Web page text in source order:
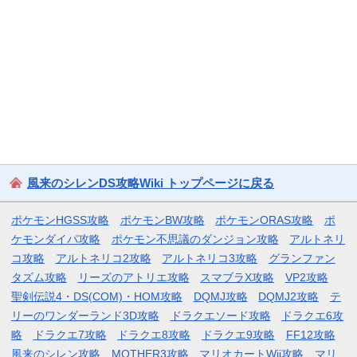
風来のシレンDS攻略Wiki トップページに戻る
ポケモンHGSS攻略 ポケモンBW攻略 ポケモンORAS攻略
ポ
ケモンダイパ攻略
ポケモン不思議のダンジョン攻略
アルトネリ
コ攻略
アルトネリコ2攻略 アルトネリコ3攻略
グランファン
タズム攻略
リーズのアトリエ攻略 スマブラX攻略
VP2攻略
聖剣伝説4・DS(COM)・HOM攻略
DQMJ攻略 DQMJ2攻略
テ
リーのワンダーランド3D攻略
ドラクエソード攻略
ドラクエ6攻
略
ドラクエ7攻略 ドラクエ8攻略 ドラクエ9攻略
FF12攻略
風来のシレン攻略
MOTHER3攻略 マリオカートWii攻略 マリ